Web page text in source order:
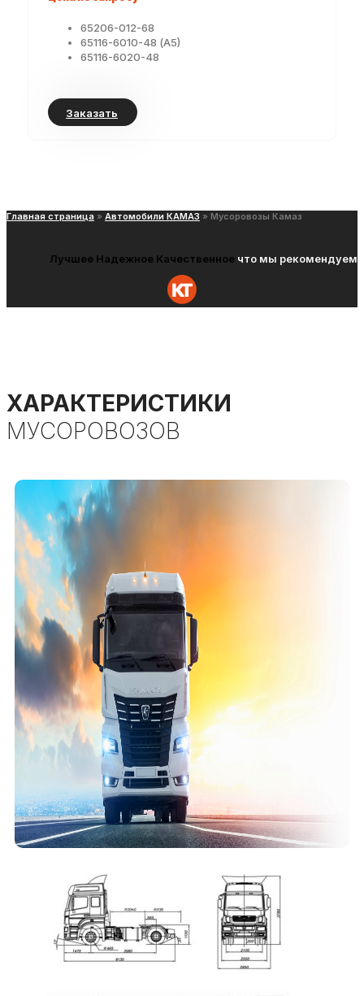
65206-012-68
65116-6010-48 (А5)
65116-6020-48
Заказать
Главная страница » Автомобили КАМАЗ » Мусоровозы Камаз
Лучшее Надежное Качественное что мы рекомендуем
ХАРАКТЕРИСТИКИ
МУСОРОВОЗОВ